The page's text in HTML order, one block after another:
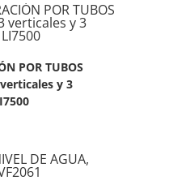
POR TUBOS
y 3